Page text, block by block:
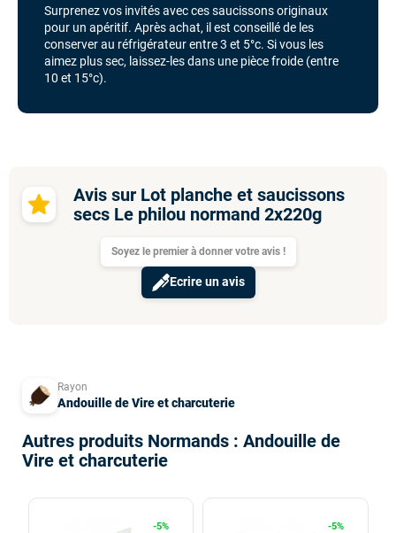
Surprenez vos invités avec ces saucissons originaux
pour un apéritif. Après achat, il est conseillé de les
conserver au réfrigérateur entre 3 et 5°c. Si vous les
aimez plus sec, laissez-les dans une pièce froide (entre
10 et 15°c).
Avis sur Lot planche et saucissons
secs Le philou normand 2x220g
Soyez le premier à donner votre avis !
Ecrire un avis
Rayon
Andouille de Vire et charcuterie
Autres produits Normands : Andouille de
Vire et charcuterie
-5% -5%